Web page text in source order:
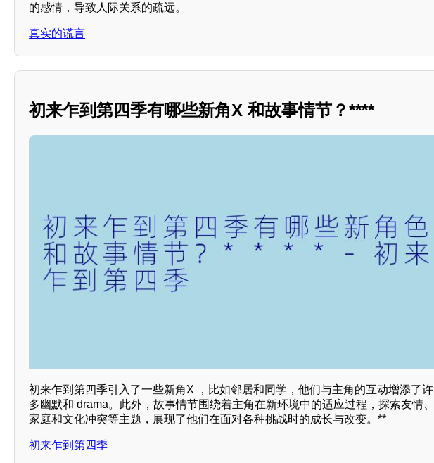
的感情，导致人际关系的疏远。
真实的谎言
初来乍到第四季有哪些新角X 和故事情节？****
初来乍到第四季引入了一些新角X ，比如邻居和同学，他们与主角的互动增添了许
多幽默和 drama。此外，故事情节围绕着主角在新环境中的适应过程，探索友情、
家庭和文化冲突等主题，展现了他们在面对各种挑战时的成长与改变。**
初来乍到第四季